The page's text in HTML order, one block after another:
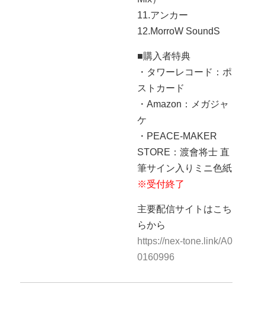
11.アンカー
12.MorroW SoundS
■購入者特典
・タワーレコード：ポ
ストカード
・Amazon：メガジャ
ケ
・PEACE-MAKER
STORE：渡會将士 直
筆サイン入りミニ色紙
※受付終了
主要配信サイトはこち
らから
https://nex-tone.link/A0
0160996